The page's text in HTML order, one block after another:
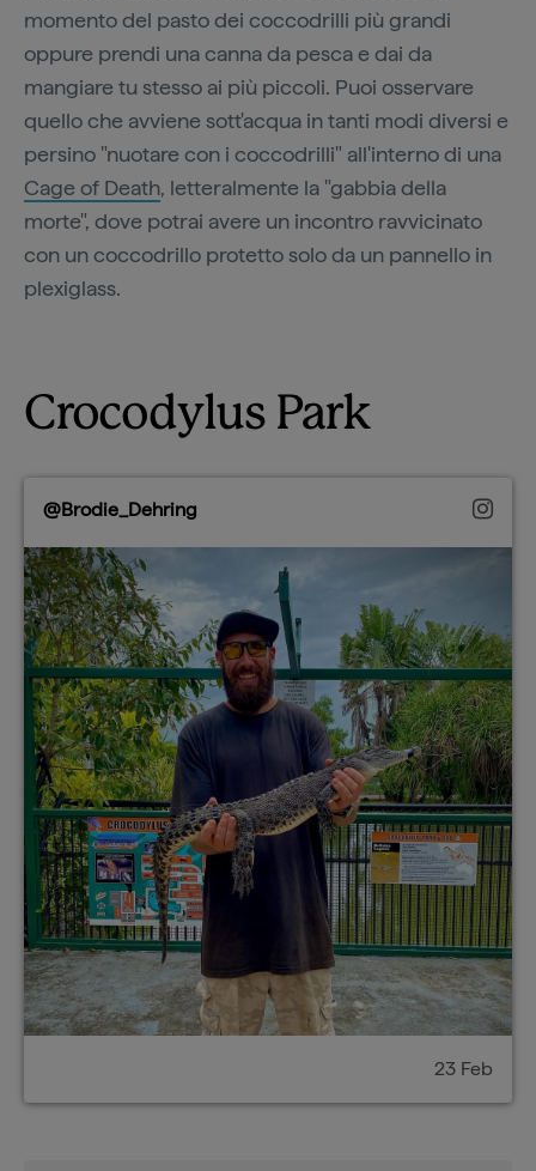
momento del pasto dei coccodrilli più grandi
oppure prendi una canna da pesca e dai da
mangiare tu stesso ai più piccoli. Puoi osservare
quello che avviene sott'acqua in tanti modi diversi e
persino "nuotare con i coccodrilli" all'interno di una
Cage of Death, letteralmente la "gabbia della
morte", dove potrai avere un incontro ravvicinato
con un coccodrillo protetto solo da un pannello in
plexiglass.
Crocodylus Park
@Brodie_Dehring
23 Feb